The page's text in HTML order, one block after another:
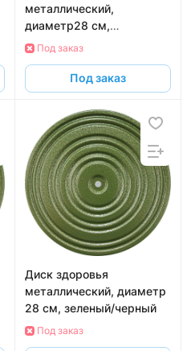
металлический,
диаметр28 см,
окрашенный, синий
Под заказ
Под заказ
Диск здоровья
металлический, диаметр
28 см, зеленый/черный
Под заказ